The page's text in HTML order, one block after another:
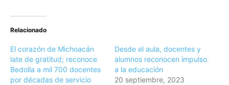
Relacionado
El corazón de Michoacán
late de gratitud; reconoce
Bedolla a mil 700 docentes
por décadas de servicio
Desde el aula, docentes y
alumnos reconocen impulso
a la educación
20 septiembre, 2023